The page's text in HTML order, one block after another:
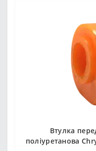
Втулка
поліуретанова